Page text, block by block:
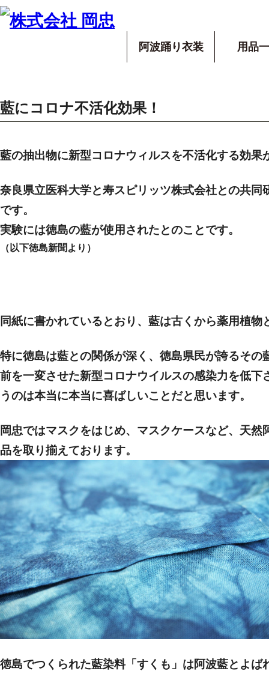
阿波踊り衣装 用品
藍にコロナ不活化効果！
藍の抽出物に新型コロナウィルスを不活化する効果
奈良県立医科大学と寿スピリッツ株式会社との共同
です。
実験には徳島の藍が使用されたとのことです。
（以下徳島新聞より）
同紙に書かれているとおり、藍は古くから薬用植物
特に徳島は藍との関係が深く、徳島県民が誇るその
前を一変させた新型コロナウイルスの感染力を低下
うのは本当に本当に喜ばしいことだと思います。
岡忠ではマスクをはじめ、 マスクケースなど、 天然
品を取り揃えております。
徳島でつくられた藍染料「すくも」は阿波藍とよば